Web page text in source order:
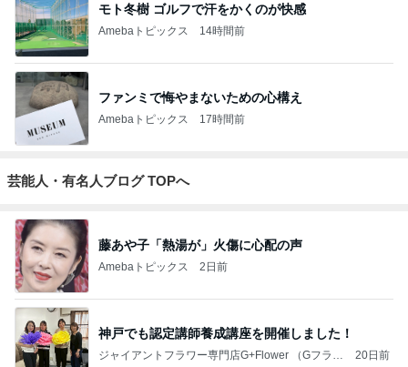
モト冬樹 ゴルフで汗をかくのが快感
Amebaトピックス 14時間前
ファンミで悔やまないための心構え
Amebaトピックス 17時間前
芸能人・有名人ブログ TOPへ
藤あや子「熱湯が」火傷に心配の声
Amebaトピックス 2日前
神戸でも認定講師養成講座を開催しました！
ジャイアントフラワー専門店G+Flower （Gフラワ
20日前